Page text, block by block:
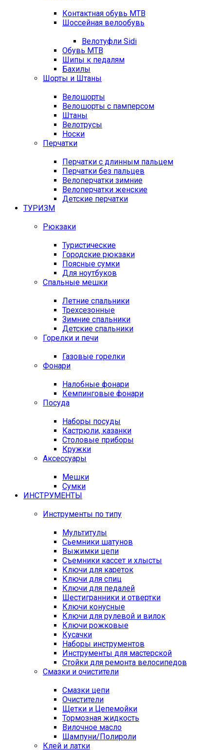
Контактная обувь MTB
Шоссейная велообувь
Велотуфли Sidi
Обувь MTB
Шипы к педалям
Бахилы
Шорты и Штаны
Велошорты
Велошорты с памперсом
Штаны
Велотрусы
Носки
Перчатки
Перчатки с длинным пальцем
Перчатки без пальцев
Велоперчатки зимние
Велоперчатки женские
Детские перчатки
ТУРИЗМ
Рюкзаки
Туристические
Городские рюкзаки
Поясные сумки
Для ноутбуков
Спальные мешки
Летние спальники
Трехсезонные
Зимние спальники
Детские спальники
Горелки и печи
Газовые горелки
Фонари
Налобные фонари
Кемпинговые фонари
Посуда
Наборы посуды
Кастрюли, казанки
Столовые приборы
Кружки
Аксессуары
Мешки
Сумки
ИНСТРУМЕНТЫ
Инструменты по типу
Мультитулы
Сьемники шатунов
Выжимки цепи
Съемники кассет и хлысты
Ключи для кареток
Ключи для спиц
Ключи для педалей
Шестигранники и отвертки
Ключи конусные
Ключи для рулевой и вилок
Ключи рожковые
Кусачки
Наборы инструментов
Инструменты для мастерской
Стойки для ремонта велосипедов
Смазки и очистители
Смазки цепи
Очистители
Щетки и Цепемойки
Тормозная жидкость
Вилочное масло
Шампуни/Полироли
Клей и латки